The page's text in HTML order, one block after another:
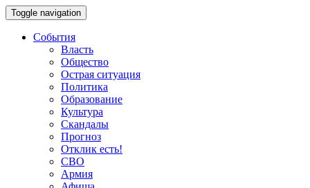
Toggle navigation
События
Власть
Общество
Острая ситуация
Политика
Образование
Культура
Скандалы
Прогноз
Отклик есть!
СВО
Армия